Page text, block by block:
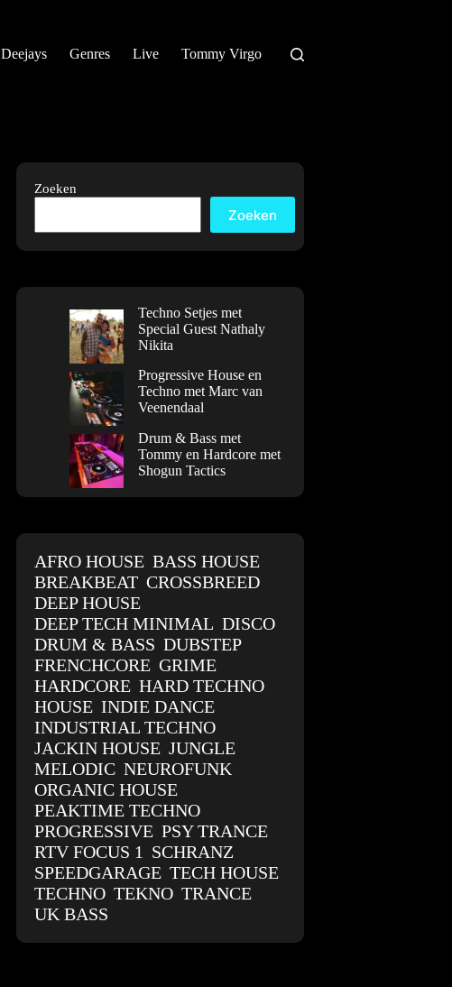
Deejays Genres Live Tommy Virgo
Zoeken
Zoeken
Techno Setjes met
Special Guest Nathaly
Nikita
Progressive House en
Techno met Marc van
Veenendaal
Drum & Bass met
Tommy en Hardcore met
Shogun Tactics
AFRO HOUSE BASS HOUSE
BREAKBEAT CROSSBREED
DEEP HOUSE
DEEP TECH MINIMAL DISCO
DRUM & BASS DUBSTEP
FRENCHCORE GRIME
HARDCORE HARD TECHNO
HOUSE INDIE DANCE
INDUSTRIAL TECHNO
JACKIN HOUSE JUNGLE
MELODIC NEUROFUNK
ORGANIC HOUSE
PEAKTIME TECHNO
PROGRESSIVE PSY TRANCE
RTV FOCUS 1 SCHRANZ
SPEEDGARAGE TECH HOUSE
TECHNO TEKNO TRANCE
UK BASS